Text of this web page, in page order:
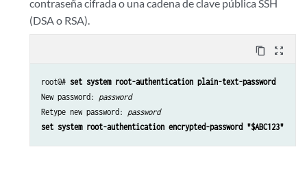
contraseña cifrada o una cadena de clave pública SSH
(DSA o RSA).
content_copy zoom_out_map
root@# set system root-authentication plain-text-password
New password: password
Retype new password: password
set system root-authentication encrypted-password "$ABC123"